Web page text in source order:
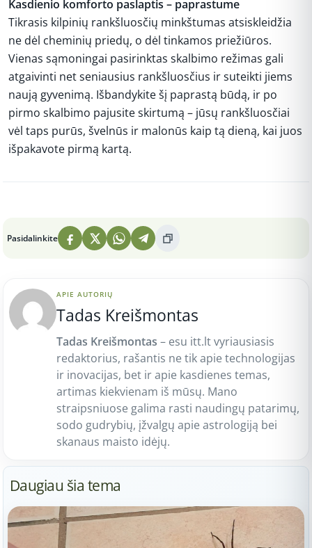
Kasdienio komforto paslaptis – paprastume
Tikrasis kilpinių rankšluosčių minkštumas atsiskleidžia
ne dėl cheminių priedų, o dėl tinkamos priežiūros.
Vienas sąmoningai pasirinktas skalbimo režimas gali
atgaivinti net seniausius rankšluosčius ir suteikti jiems
naują gyvenimą. Išbandykite šį paprastą būdą, ir po
pirmo skalbimo pajusite skirtumą – jūsų rankšluosčiai
vėl taps purūs, švelnūs ir malonūs kaip tą dieną, kai juos
išpakavote pirmą kartą.
Pasidalinkite
APIE AUTORIŲ
Tadas Kreišmontas
Tadas Kreišmontas – esu itt.lt vyriausiasis
redaktorius, rašantis ne tik apie technologijas
ir inovacijas, bet ir apie kasdienes temas,
artimas kiekvienam iš mūsų. Mano
straipsniuose galima rasti naudingų patarimų,
sodo gudrybių, įžvalgų apie astrologiją bei
skanaus maisto idėjų.
Daugiau šia tema